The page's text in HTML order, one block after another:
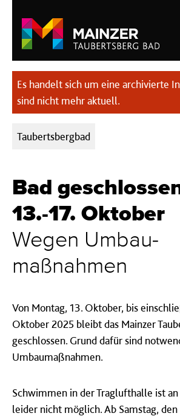
Es handelt sich um eine archivierte
sind nicht mehr aktuell.
Kategorien:
Taubertsbergbad
Bad
13.-17. Oktober
Wegen Umbau­
maßnahmen
Von Montag, 13. Oktober, bis
Oktober 2025 bleibt das Mainzer
geschlossen. Grund dafür sind
Umbaumaßnahmen.
Schwimmen in der Traglufthalle ist an
leider nicht möglich. Ab Samstag,